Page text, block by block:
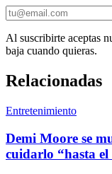
Al suscribirte aceptas
baja cuando quieras.
Relacionadas
Entretenimiento
Demi Moore se
cuidarlo “hasta